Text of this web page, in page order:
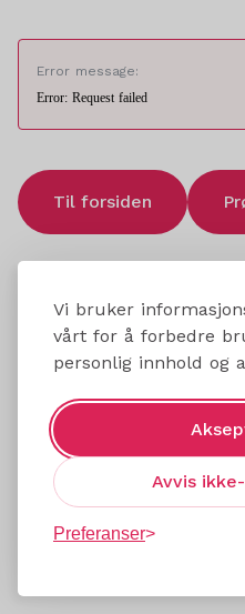
Vi bruker
vårt for å forbedre
personlig innhold og
Avvis
Preferanser
Error message:
Error: Request failed
Til forsiden